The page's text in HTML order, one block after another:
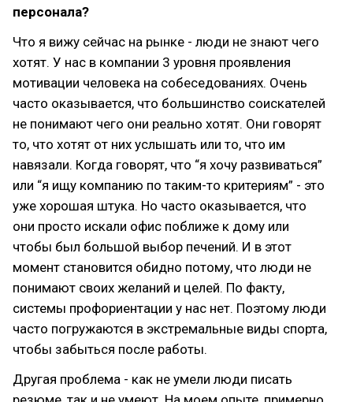
персонала?
Что я вижу сейчас на рынке - люди не знают чего
хотят. У нас в компании 3 уровня проявления
мотивации человека на собеседованиях. Очень
часто оказывается, что большинство соискателей
не понимают чего они реально хотят. Они говорят
то, что хотят от них услышать или то, что им
навязали. Когда говорят, что “я хочу развиваться”
или “я ищу компанию по таким-то критериям” - это
уже хорошая штука. Но часто оказывается, что
они просто искали офис поближе к дому или
чтобы был большой выбор печений. И в этот
момент становится обидно потому, что люди не
понимают своих желаний и целей. По факту,
системы профориентации у нас нет. Поэтому люди
часто погружаются в экстремальные виды спорта,
чтобы забыться после работы.
Другая проблема - как не умели люди писать